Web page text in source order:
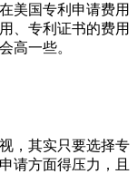
美国专利申请费用
、专利证书的费用
高一些。
，其实只要选择专
请方面得压力，且